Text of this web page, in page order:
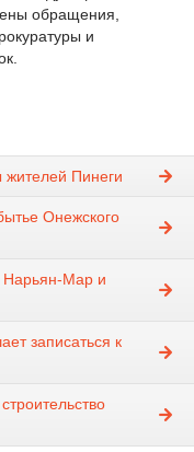
обращения,
и
Пинеги
Онежского
Нарьян-Мар и
записаться к